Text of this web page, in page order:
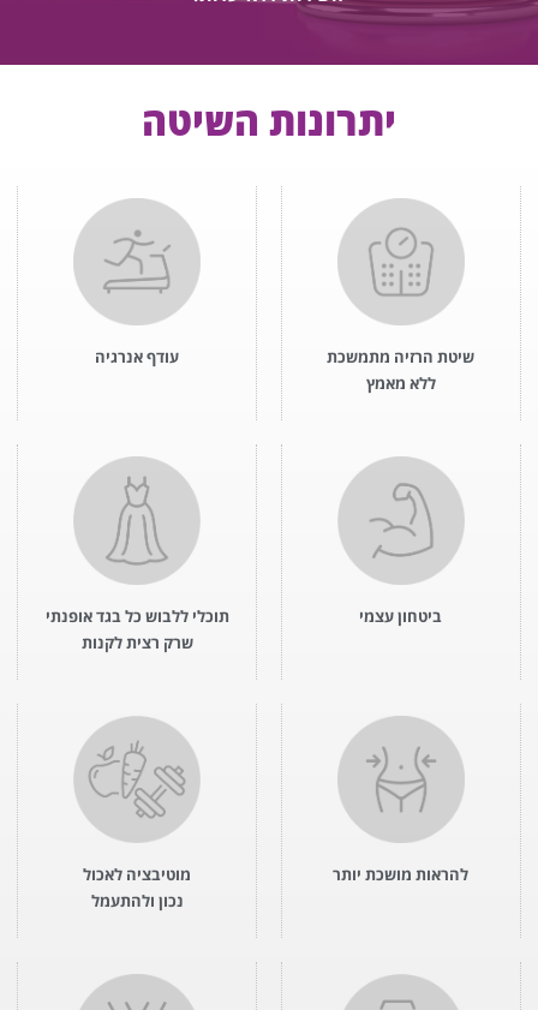
יתרונות השיטה
שיטת הרזיה מתמשכת
ללא מאמץ
עודף אנרגיה
ביטחון עצמי
תוכלי ללבוש כל בגד אופנתי
שרק רצית לקנות
להראות מושכת יותר
מוטיבציה לאכול
נכון ולהתעמל